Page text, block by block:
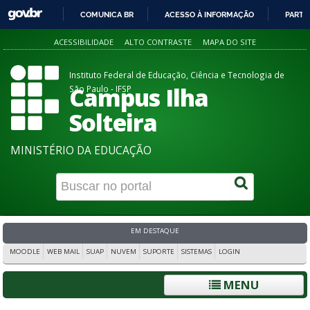
PARA
CONTEÚDO
COMUNICA BR ACESSO À INFORMAÇÃO
ACESSIBILIDADE ALTO CONTRASTE MAPA DO SITE
Instituto Federal de Educação, Ciência e Tecnologia de
São Paulo - IFSP
Campus Ilha
Solteira
MINISTÉRIO DA EDUCAÇÃO
EM DESTAQUE
MOODLE WEB MAIL SUAP NUVEM SUPORTE SISTEMAS LOGIN
MENU